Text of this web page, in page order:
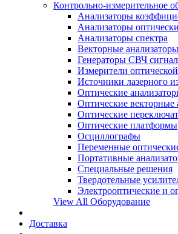
Контрольно-измерительное
Анализаторы
Анализаторы
Анализаторы спектра
Векторные
Генераторы СВЧ
Измерители
Источники лазерного
Оптические
Оптические векторные
Оптические
Оптические платформы
Осциллографы
Переменные
Портативные
Специальные решения
Твердотельные
Электрооптические и
View All Оборудование
Доставка